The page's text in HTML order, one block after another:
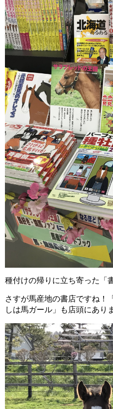
種付けの帰りに立ち寄った「
さすが馬産地の書店ですね！
しは馬ガール」も店頭にあり